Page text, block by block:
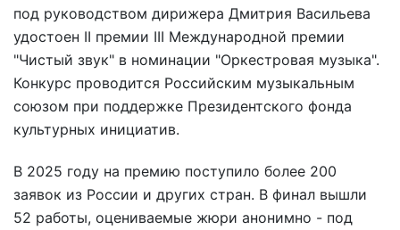
под руководством дирижера Дмитрия Васильева
удостоен II премии III Международной премии
"Чистый звук" в номинации "Оркестровая музыка".
Конкурс проводится Российским музыкальным
союзом при поддержке Президентского фонда
культурных инициатив.
В 2025 году на премию поступило более 200
заявок из России и других стран. В финал вышли
52 работы, оцениваемые жюри анонимно - под